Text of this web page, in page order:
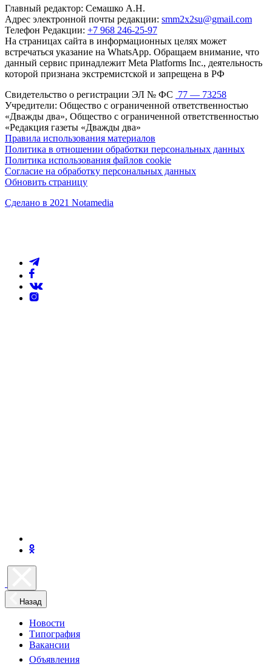
Главный редактор: Семашко А.Н.
Адрес электронной почты редакции: smm2x2su@gmail.com
Телефон Редакции: +7 968 246-25-97
На страницах сайта в информационных целях может
встречаться указание на WhatsApp. Обращаем внимание, что
данный сервис принадлежит Meta Platforms Inc., деятельность
которой признана экстремистской и запрещена в РФ
Свидетельство о регистрации ЭЛ № ФС 77 — 73258
Учредители: Общество с ограниченной ответственностью
«Дважды два», Общество с ограниченной ответственностью
«Редакция газеты «Дважды два»
Правила использования материалов
Политика в отношении обработки персональных данных
Политика использования файлов cookie
Согласие на обработку персональных данных
Обновить страницу
Сделано в 2021 Notamedia
Назад
Новости
Типография
Вакансии
Объявления